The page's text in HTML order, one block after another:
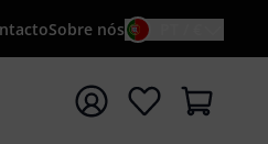
Sobre nós
{searchTerm}